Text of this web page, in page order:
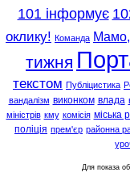
101 інформує
оклику! Команда Мамо,
тижня
текстом Публіцистика
вандалізм виконком влада
міністрів кму комісія міська
поліція прем'єр районна
Для показа